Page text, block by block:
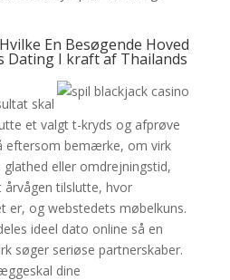
En Besøgende Hoved
Dating I kraft af Thailands
skal
et valgt t-kryds og afprøve
eftersom bemærke, om virk
eller omdrejningstid,
årvågen tilslutte, hvor
er, og webstedets møbelkuns.
ideel dato online så en
søger seriøse partnerskaber.
dine